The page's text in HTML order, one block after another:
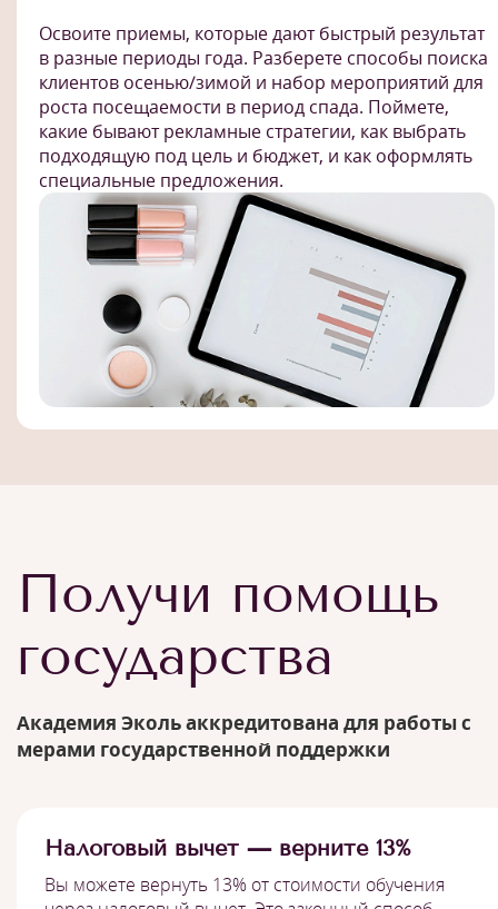
Освоите приемы, которые дают быстрый результат
в разные периоды года. Разберете способы поиска
клиентов осенью/зимой и набор мероприятий для
роста посещаемости в период спада. Поймете,
какие бывают рекламные стратегии, как выбрать
подходящую под цель и бюджет, и как оформлять
специальные предложения.
Получи помощь
государства
Академия Эколь аккредитована для работы с
мерами государственной поддержки
Налоговый вычет — верните 13%
Вы можете вернуть 13% от стоимости обучения